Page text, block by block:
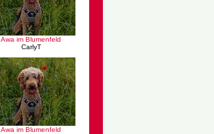
Awa im Blumenfeld
CarlyT
Awa im Blumenfeld